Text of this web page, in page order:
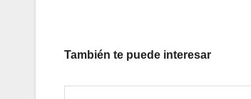
También te puede interesar